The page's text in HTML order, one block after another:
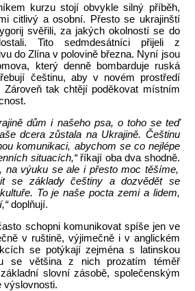
kurzu stojí obvykle silný příběh,
citlivý a osobní. Přesto se ukrajinští
svěřili, za jakých okolností se do
Tito sedmdesátníci přijeli z
do Zlína v polovině března. Nyní jsou
který denně bombarduje ruská
češtinu, aby v novém prostředí
Zároveň tak chtějí poděkovat místním
dům i našeho psa, o toho se teď
dcera zůstala na Ukrajině. Češtinu
komunikaci, abychom se co nejlépe
situacích,“říkají oba dva shodně.
na výuku se ale i přesto moc těšíme,
se základy češtiny a dozvědět se
To je naše pocta zemi a lidem,
doplňují.
schopni komunikovat spíše jen ve
v ruštině, výjimečně i v anglickém
se potýkají zejména s latinskou
se většina z nich prozatím téměř
slovní zásobě, společenským
výslovnosti.